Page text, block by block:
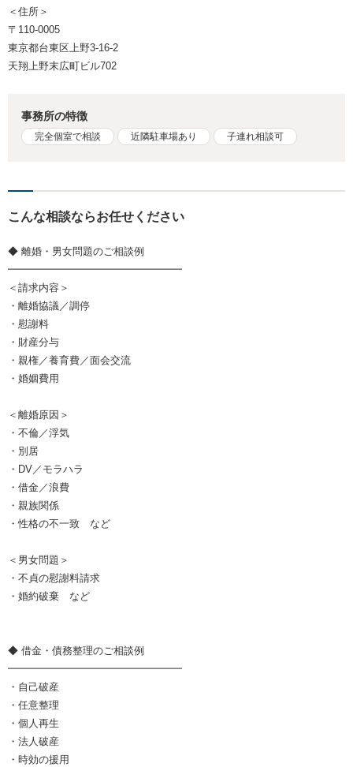
＜住所＞
〒110-0005
東京都台東区上野3-16-2
天翔上野末広町ビル702
事務所の特徴
完全個室で相談 近隣駐車場あり 子連れ相談可
こんな相談ならお任せください
◆ 離婚・男女問題のご相談例
━━━━━━━━━━━━━━━━━
＜請求内容＞
・離婚協議／調停
・慰謝料
・財産分与
・親権／養育費／面会交流
・婚姻費用
＜離婚原因＞
・不倫／浮気
・別居
・DV／モラハラ
・借金／浪費
・親族関係
・性格の不一致 など
＜男女問題＞
・不貞の慰謝料請求
・婚約破棄 など
◆ 借金・債務整理のご相談例
━━━━━━━━━━━━━━━━━
・自己破産
・任意整理
・個人再生
・法人破産
・時効の援用